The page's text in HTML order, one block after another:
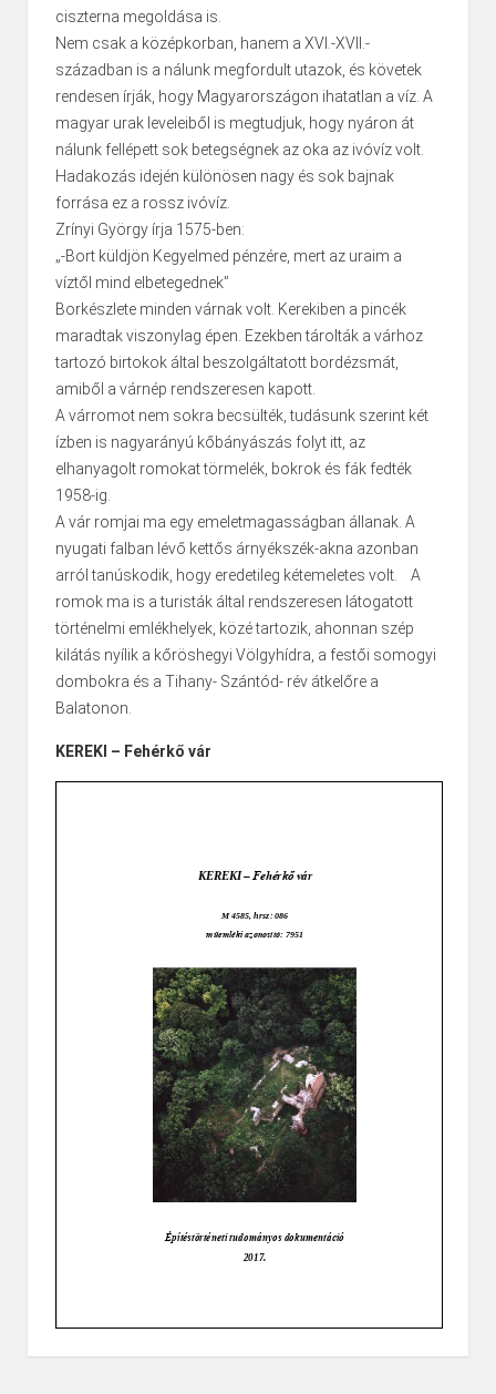
ciszterna megoldása is.
Nem csak a középkorban, hanem a XVI.-XVII.-
században is a nálunk megfordult utazok, és követek
rendesen írják, hogy Magyarországon ihatatlan a víz. A
magyar urak leveleiből is megtudjuk, hogy nyáron át
nálunk fellépett sok betegségnek az oka az ivóvíz volt.
Hadakozás idején különösen nagy és sok bajnak
forrása ez a rossz ivóvíz.
Zrínyi György írja 1575-ben:
„-Bort küldjön Kegyelmed pénzére, mert az uraim a
víztől mind elbetegednek”
Borkészlete minden várnak volt. Kerekiben a pincék
maradtak viszonylag épen. Ezekben tárolták a várhoz
tartozó birtokok által beszolgáltatott bordézsmát,
amiből a várnép rendszeresen kapott.
A várromot nem sokra becsülték, tudásunk szerint két
ízben is nagyarányú kőbányászás folyt itt, az
elhanyagolt romokat törmelék, bokrok és fák fedték
1958-ig.
A vár romjai ma egy emeletmagasságban állanak. A
nyugati falban lévő kettős árnyékszék-akna azonban
arról tanúskodik, hogy eredetileg kétemeletes volt. A
romok ma is a turisták által rendszeresen látogatott
történelmi emlékhelyek, közé tartozik, ahonnan szép
kilátás nyílik a kőröshegyi Völgyhídra, a festői somogyi
dombokra és a Tihany- Szántód- rév átkelőre a
Balatonon.
KEREKI – Fehérkő vár